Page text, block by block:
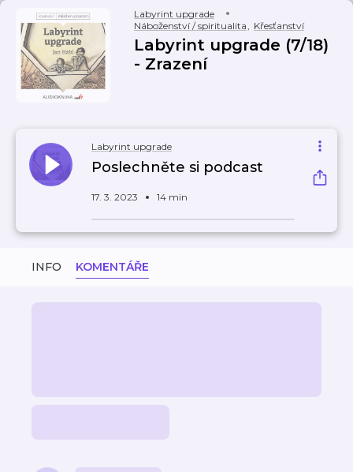
Labyrint upgrade
Náboženství / spiritualita, Křesťanství
Labyrint upgrade (7/18)
- Zrazení
Labyrint upgrade
Poslechněte si podcast
17. 3. 2023 14 min
INFO KOMENTÁŘE